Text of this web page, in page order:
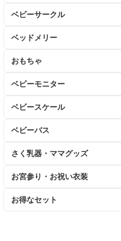
ベビーサークル
ベッドメリー
おもちゃ
ベビーモニター
ベビースケール
ベビーバス
さく乳器・ママグッズ
お宮参り・お祝い衣装
お得なセット